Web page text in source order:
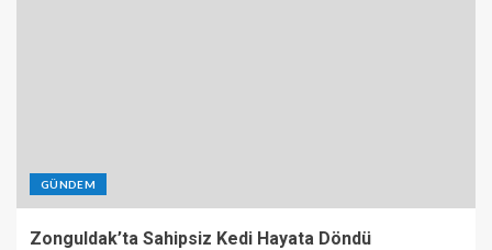
GÜNDEM
Zonguldak’ta Sahipsiz Kedi Hayata Döndü